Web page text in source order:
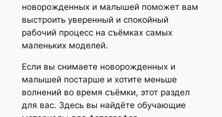
новорожденных и малышей поможет вам
выстроить уверенный и спокойный
рабочий процесс на съёмках самых
маленьких моделей.
Если вы снимаете новорожденных и
малышей постарше и хотите меньше
волнений во время съёмки, этот раздел
для вас. Здесь вы найдёте обучающие